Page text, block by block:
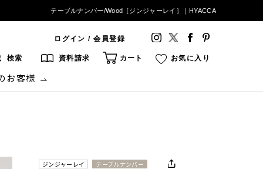
テーブルナンバー/Wood［ジンジャーレイ］｜HYACCA
ログイン / 会員登録
検索 資料請求 カート お気に入り
お客様
ジンジャーレイ テーブルナンバー